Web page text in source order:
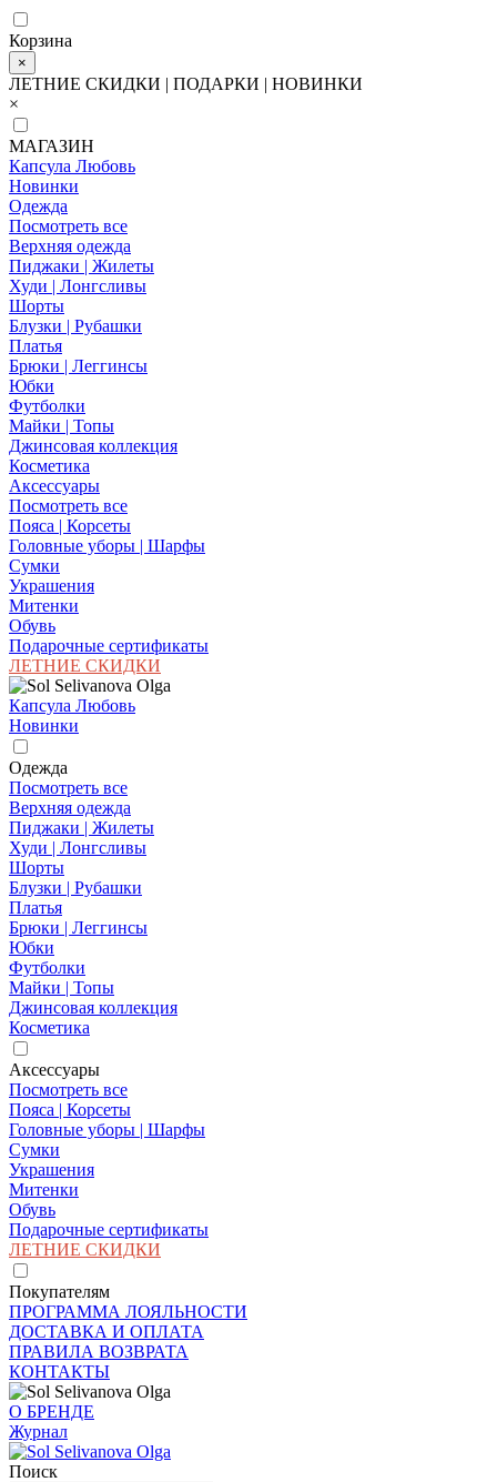
Корзина
×
ЛЕТНИЕ СКИДКИ | ПОДАРКИ | НОВИНКИ
×
МАГАЗИН
Капсула Любовь
Новинки
Одежда
Посмотреть все
Верхняя одежда
Пиджаки | Жилеты
Худи | Лонгсливы
Шорты
Блузки | Рубашки
Платья
Брюки | Леггинсы
Юбки
Футболки
Майки | Топы
Джинсовая коллекция
Косметика
Аксессуары
Посмотреть все
Пояса | Корсеты
Головные уборы | Шарфы
Сумки
Украшения
Митенки
Обувь
Подарочные сертификаты
ЛЕТНИЕ СКИДКИ
Капсула Любовь
Новинки
Одежда
Посмотреть все
Верхняя одежда
Пиджаки | Жилеты
Худи | Лонгсливы
Шорты
Блузки | Рубашки
Платья
Брюки | Леггинсы
Юбки
Футболки
Майки | Топы
Джинсовая коллекция
Косметика
Аксессуары
Посмотреть все
Пояса | Корсеты
Головные уборы | Шарфы
Сумки
Украшения
Митенки
Обувь
Подарочные сертификаты
ЛЕТНИЕ СКИДКИ
Покупателям
ПРОГРАММА ЛОЯЛЬНОСТИ
ДОСТАВКА И ОПЛАТА
ПРАВИЛА ВОЗВРАТА
КОНТАКТЫ
О БРЕНДЕ
Журнал
Поиск